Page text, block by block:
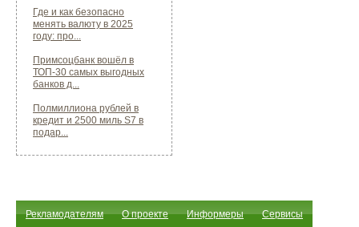
Где и как безопасно
менять валюту в 2025
году: про...
Примсоцбанк вошёл в
ТОП-30 самых выгодных
банков д...
Полмиллиона рублей в
кредит и 2500 миль S7 в
подар...
Рекламодателям О проекте Информеры Сервисы